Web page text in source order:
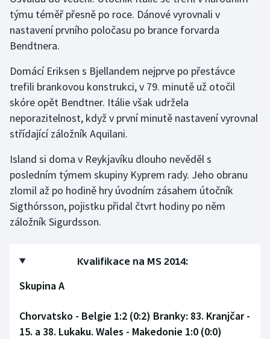
týmu téměř přesně po roce. Dánové vyrovnali v
nastavení prvního poločasu po brance forvarda
Bendtnera.
Domácí Eriksen s Bjellandem nejprve po přestávce
trefili brankovou konstrukci, v 79. minutě už otočil
skóre opět Bendtner. Itálie však udržela
neporazitelnost, když v první minutě nastavení vyrovnal
střídající záložník Aquilani.
Island si doma v Reykjavíku dlouho nevěděl s
posledním týmem skupiny Kyprem rady. Jeho obranu
zlomil až po hodině hry úvodním zásahem útočník
Sigthórsson, pojistku přidal čtvrt hodiny po něm
záložník Sigurdsson.
Kvalifikace na MS 2014:
Skupina A
Chorvatsko - Belgie 1:2 (0:2) Branky: 83. Kranjčar -
15. a 38. Lukaku. Wales - Makedonie 1:0 (0:0)